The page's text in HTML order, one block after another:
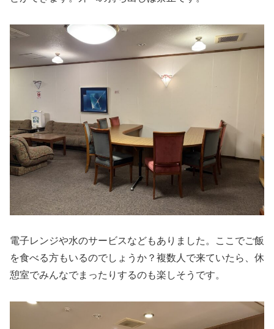
電子レンジや水のサービスなどもありました。ここでご飯
を食べる方もいるのでしょうか？複数人で来ていたら、休
憩室でみんなでまったりするのも楽しそうです。